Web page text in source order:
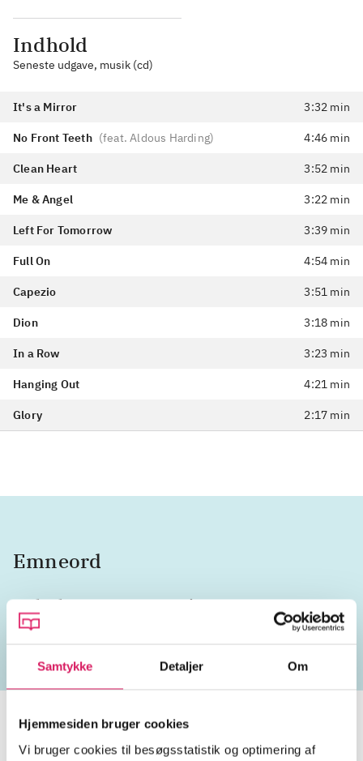
Samtykke Detaljer Om
Hjemmesiden bruger cookies
Vi bruger cookies til besøgsstatistik og optimering af
Indhold
Seneste udgave, musik (cd)
It's a Mirror 3:32 min
No Front Teeth (feat. Aldous Harding) 4:46 min
Clean Heart 3:52 min
Me & Angel 3:22 min
Left For Tomorrow 3:39 min
Full On 4:54 min
Capezio 3:51 min
Dion 3:18 min
In a Row 3:23 min
Hanging Out 4:21 min
Glory 2:17 min
Emneord
vokal
USA 2020'erne